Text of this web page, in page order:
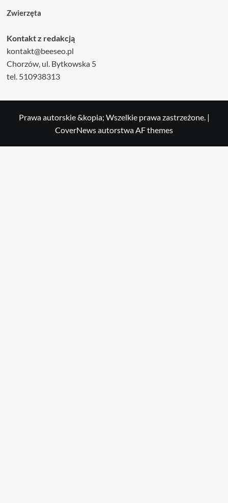
Zwierzęta
Kontakt z redakcją
kontakt@beeseo.pl
Chorzów, ul. Bytkowska 5
tel. 510938313
Prawa autorskie &kopia; Wszelkie prawa zastrzeżone. |
CoverNewsautorstwa AF themes